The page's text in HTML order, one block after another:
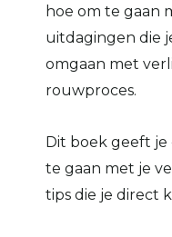
hoe om te gaan
uitdagingen die
omgaan met
rouwproces.
Dit boek geeft je
te gaan met je
tips die je direct